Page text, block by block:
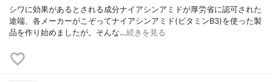
シワに効果があるとされる成分ナイアシンアミドが厚労省に認可された
途端、各メーカーがこぞってナイアシンアミド(ビタミンB3)を使った製
品を作り始めましたが。そんな…続きを見る